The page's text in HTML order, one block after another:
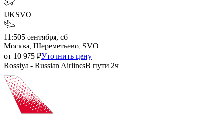
IJKSVO
11:505 сентября, сб
Москва, Шереметьево, SVO
от 10 975 ₽Уточнить цену
Rossiya - Russian AirlinesВ пути 2ч